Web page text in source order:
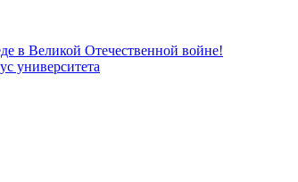
в Великой Отечественной войне!
университета